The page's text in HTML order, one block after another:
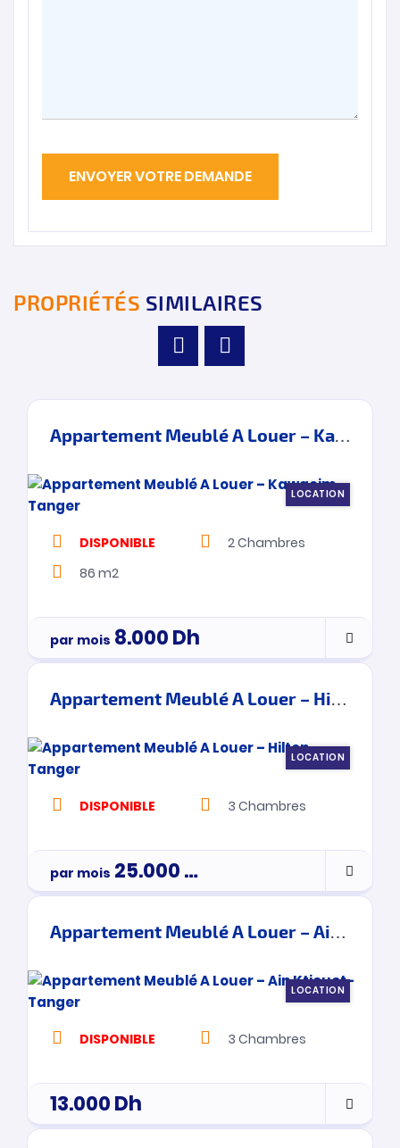
PROPRIÉTÉS SIMILAIRES
Appartement Meublé A Louer – Kawacim – Tanger
LOCATION
DISPONIBLE 2Chambres
86 m2
par mois 8.000Dh
Appartement Meublé A Louer – Hilton – Tanger
LOCATION
DISPONIBLE 3 Chambres
par mois 25.000Dh
Appartement Meublé A Louer – Ain Ktiouet- Tanger
LOCATION
DISPONIBLE 3 Chambres
13.000Dh